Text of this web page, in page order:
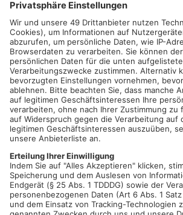
PRIMAVERALAND.Eine 117 Kilometer
der Netzbetreiber terranets BW quer
ziehen. Ab heute können sich die
Kommunen die genauen Trassenverläufe
https://www.terranets-bw.de/un...
Die neue Leitung, in der Erdgas und auch
transportiert werden kann, soll vom
über Freigericht nach Großkrotzenburg
Unterquerung am Kraftwerk Staudinger
Hainburg und Seligenstadt vorbei nach
vorbei an Babenhausen und Dieburg bis ins
Lampertheim. Wohngebiete werden von der
tangiert, verspricht terranets BW. Schon
Bautrupps loslegen, und 2026 mit der
bayerischen Untermain sind weitere
geplant. Es gibt zwar noch nichts
der Wasserstoff auch hier langfließen.